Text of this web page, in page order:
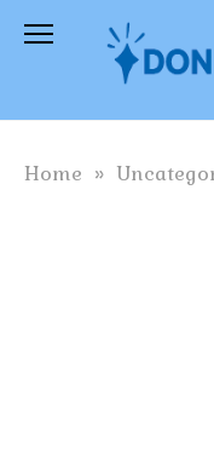
Skip
Home »